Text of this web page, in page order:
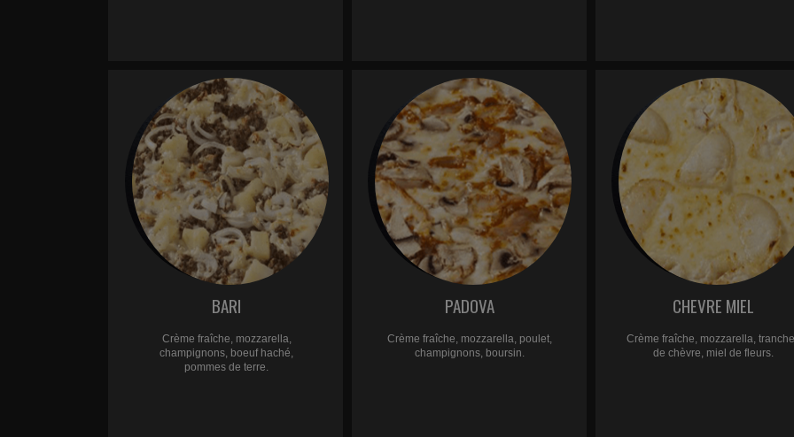
BARI
Crème fraîche, mozzarella,
champignons, boeuf haché,
pommes de terre.
PADOVA
Crème fraîche, mozzarella, poulet,
champignons, boursin.
CHEVRE MIEL
Crème fraîche, mozzarella,
de chèvre, miel de fleurs.